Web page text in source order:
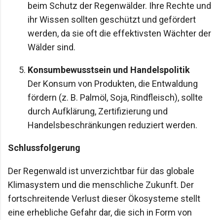
beim Schutz der Regenwälder. Ihre Rechte und
ihr Wissen sollten geschützt und gefördert
werden, da sie oft die effektivsten Wächter der
Wälder sind.
Konsumbewusstsein und Handelspolitik
Der Konsum von Produkten, die Entwaldung
fördern (z. B. Palmöl, Soja, Rindfleisch), sollte
durch Aufklärung, Zertifizierung und
Handelsbeschränkungen reduziert werden.
Schlussfolgerung
Der Regenwald ist unverzichtbar für das globale
Klimasystem und die menschliche Zukunft. Der
fortschreitende Verlust dieser Ökosysteme stellt
eine erhebliche Gefahr dar, die sich in Form von